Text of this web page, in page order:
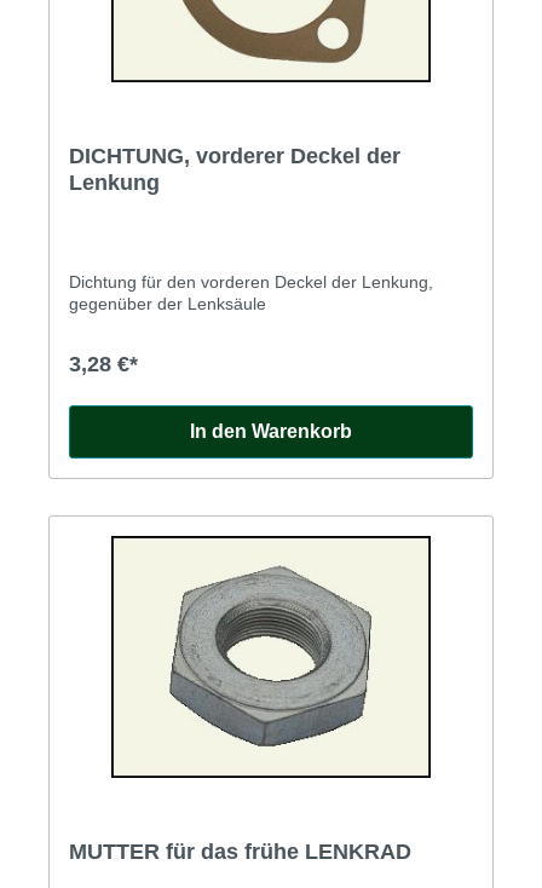
DICHTUNG, vorderer Deckel der
Lenkung
Dichtung für den vorderen Deckel der Lenkung,
gegenüber der Lenksäule
3,28 €*
In den Warenkorb
MUTTER für das frühe LENKRAD